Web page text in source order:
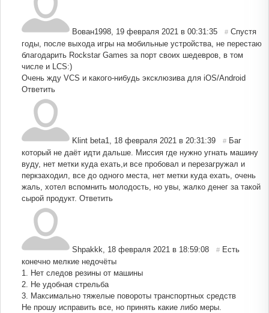
Вован1998, 19 февраля 2021 в 00:31:35 # Спустя
годы, после выхода игры на мобильные устройства, не перестаю
благодарить Rockstar Games за порт своих шедевров, в том
числе и LCS:)
Очень жду VCS и какого-нибудь эксклюзива для iOS/Android
Ответить
Klint beta1, 18 февраля 2021 в 20:31:39 # Баг
который не даёт идти дальше. Миссия где нужно угнать машину
вуду, нет метки куда ехать,и все пробовал и перезагружал и
перкзаходил, все до одного места, нет метки куда ехать, очень
жаль, хотел вспомнить молодость, но увы, жалко денег за такой
сырой продукт. Ответить
Shpakkk, 18 февраля 2021 в 18:59:08 # Есть
конечно мелкие недочёты
1. Нет следов резины от машины
2. Не удобная стрельба
3. Максимально тяжелые повороты транспортных средств
Не прошу исправить все, но принять какие либо меры.